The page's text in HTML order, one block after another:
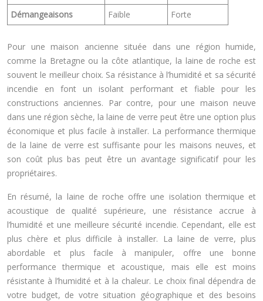
Démangeaisons
Faible Forte
Pour une maison ancienne située dans une région humide,
comme la Bretagne ou la côte atlantique, la laine de roche est
souvent le meilleur choix. Sa résistance à l’humidité et sa sécurité
incendie en font un isolant performant et fiable pour les
constructions anciennes. Par contre, pour une maison neuve
dans une région sèche, la laine de verre peut être une option plus
économique et plus facile à installer. La performance thermique
de la laine de verre est suffisante pour les maisons neuves, et
son coût plus bas peut être un avantage significatif pour les
propriétaires.
En résumé, la laine de roche offre une isolation thermique et
acoustique de qualité supérieure, une résistance accrue à
l’humidité et une meilleure sécurité incendie. Cependant, elle est
plus chère et plus difficile à installer. La laine de verre, plus
abordable et plus facile à manipuler, offre une bonne
performance thermique et acoustique, mais elle est moins
résistante à l’humidité et à la chaleur. Le choix final dépendra de
votre budget, de votre situation géographique et des besoins